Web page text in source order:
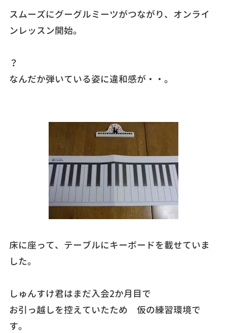
スムーズにグーグルミーツがつながり、オンライ
ンレッスン開始。
？
なんだか弾いている姿に違和感が・・。
床に座って、テーブルにキーボードを載せていま
した。
しゅんすけ君はまだ入会2か月目で
お引っ越しを控えていたため 仮の練習環境で
す。